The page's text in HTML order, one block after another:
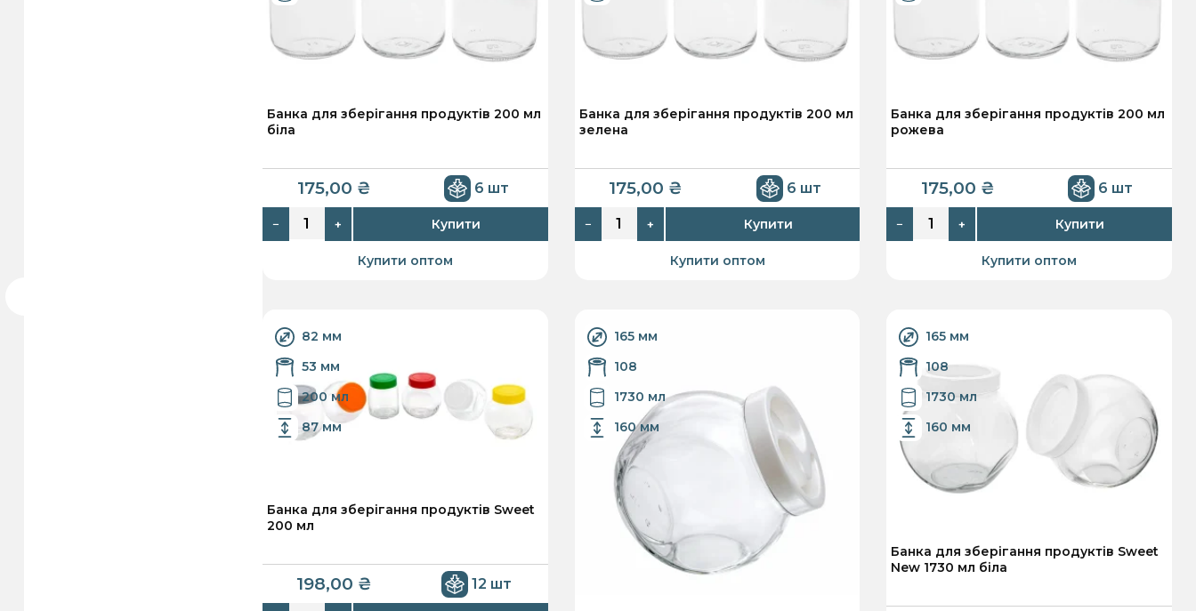
Банка для зберігання продуктів 200 мл
біла
175,00 ₴ 6 шт
− + Купити
Купити оптом
Банка для зберігання продуктів 200 мл
зелена
175,00 ₴ 6 шт
− + Купити
Купити оптом
Банка для зберігання продуктів 200 мл
рожева
175,00 ₴ 6 шт
− + Купити
Купити оптом
Банка для зберігання продуктів Sweet
200 мл
198,00 ₴ 12 шт
82 мм
53 мм
200 мл
87 мм
165 мм
108
1730 мл
160 мм
Банка для зберігання продуктів Sweet
New 1730 мл біла
165 мм
108
1730 мл
160 мм